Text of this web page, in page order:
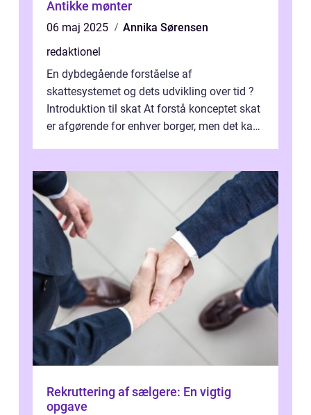
Antikke mønter
06 maj 2025
Annika Sørensen
redaktionel
En dybdegående forståelse af
skattesystemet og dets udvikling over tid ?
Introduktion til skat At forstå konceptet skat
er afgørende for enhver borger, men det kan
Rekruttering af sælgere: En vigtig
opgave